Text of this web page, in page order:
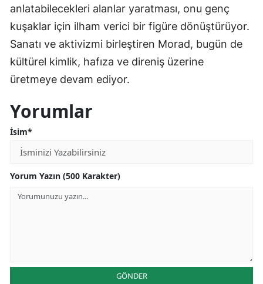
anlatabilecekleri alanlar yaratması, onu genç
kuşaklar için ilham verici bir figüre dönüştürüyor.
Sanatı ve aktivizmi birleştiren Morad, bugün de
kültürel kimlik, hafıza ve direniş üzerine
üretmeye devam ediyor.
Yorumlar
İsim*
Yorum Yazın (500 Karakter)
GÖNDER